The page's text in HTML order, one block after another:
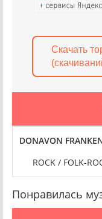
Скачать
(2024) FLAC
[24-BIT HI-RES]
ROCK / FOLK-
Понравилась